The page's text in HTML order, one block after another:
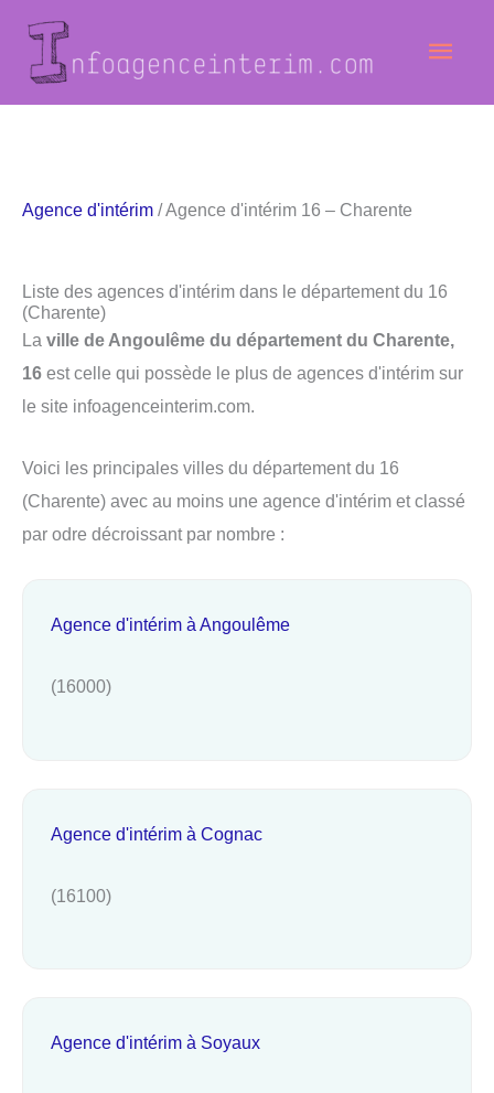
contenu
Agence d'intérim / Agence d'intérim 16 – Charente
Liste des agences d'intérim dans le département du 16
(Charente)
La ville de Angoulême du département du Charente,
16 est celle qui possède le plus de agences d'intérim sur
le site infoagenceinterim.com.
Voici les principales villes du département du 16
(Charente) avec au moins une agence d'intérim et classé
par odre décroissant par nombre :
Agence d'intérim à Angoulême
(16000)
Agence d'intérim à Cognac
(16100)
Agence d'intérim à Soyaux